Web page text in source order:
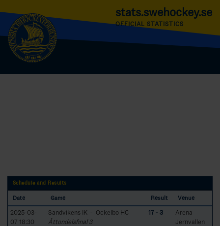
stats.swehockey.se
OFFICIAL STATISTICS
Schedule and Results
Date Game Result Venue
2025-03-
07 18:30
Sandvikens IK - Ockelbo HC
Åttondelsfinal 3
17 - 3
Arena
Jernvallen